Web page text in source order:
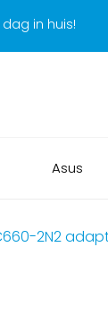
in huis!
Asus